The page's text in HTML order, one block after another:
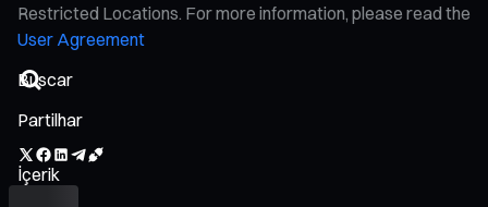
Restricted Locations. For more information, please read the
User Agreement
Partilhar
İçerik